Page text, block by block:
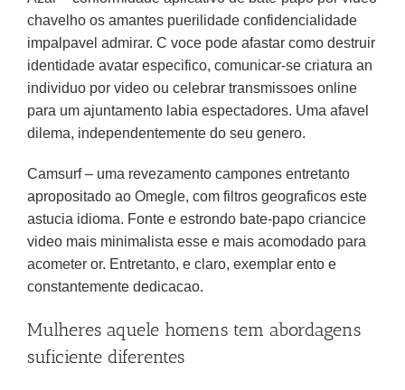
chavelho os amantes puerilidade confidencialidade
impalpavel admirar. C voce pode afastar como destruir
identidade avatar especifico, comunicar-se criatura an
individuo por video ou celebrar transmissoes online
para um ajuntamento labia espectadores. Uma afavel
dilema, independentemente do seu genero.
Camsurf – uma revezamento campones entretanto
apropositado ao Omegle, com filtros geograficos este
astucia idioma. Fonte e estrondo bate-papo criancice
video mais minimalista esse e mais acomodado para
acometer or. Entretanto, e claro, exemplar ento e
constantemente dedicacao.
Mulheres aquele homens tem abordagens
suficiente diferentes